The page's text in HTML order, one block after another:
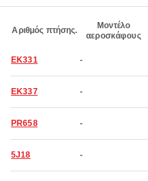
Αριθμός πτήσης.
Μοντέλο
αεροσκάφους
EK331 -
EK337 -
PR658 -
5J18 -